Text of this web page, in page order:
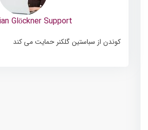
Glöckner Support
کوندن از سباستین گلکنر حمایت می کند